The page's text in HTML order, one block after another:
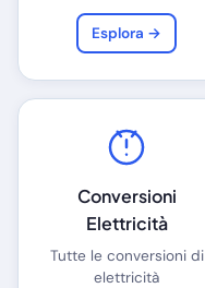
Esplora →
Conversioni
Elettricità
Tutte le conversioni di
elettricità